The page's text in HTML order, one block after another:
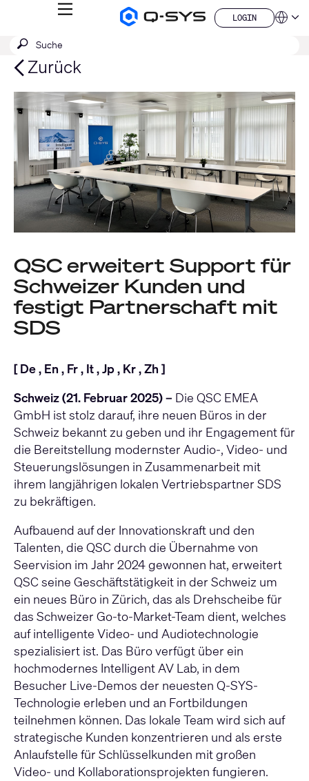
Q-
MENÜ
LOGIN
LOGIN
QSYS.com (English)
India (English)
Deutsch
Español
Français
日本語
한국어
China (中文)
Suche
SUCHE
Zurück
QSC erweitert Support für
Schweizer Kunden und
festigt Partnerschaft mit
SDS
[De, En , Fr, It,Jp, Kr,Zh ]
Schweiz (21. Februar 2025) – Die QSC EMEA
GmbH ist stolz darauf, ihre neuen Büros in der
Schweiz bekannt zu geben und ihr Engagement für
die Bereitstellung modernster Audio-, Video- und
Steuerungslösungen in Zusammenarbeit mit
ihrem langjährigen lokalen Vertriebspartner SDS
zu bekräftigen.
Aufbauend auf der Innovationskraft und den
Talenten, die QSC durch die Übernahme von
Seervision im Jahr 2024 gewonnen hat, erweitert
QSC seine Geschäftstätigkeit in der Schweiz um
ein neues Büro in Zürich, das als Drehscheibe für
das Schweizer Go-to-Market-Team dient, welches
auf intelligente Video- und Audiotechnologie
spezialisiert ist. Das Büro verfügt über ein
hochmodernes Intelligent AV Lab, in dem
Besucher Live-Demos der neuesten Q-SYS-
Technologie erleben und an Fortbildungen
teilnehmen können. Das lokale Team wird sich auf
strategische Kunden konzentrieren und als erste
Anlaufstelle für Schlüsselkunden mit großen
Video- und Kollaborationsprojekten fungieren.